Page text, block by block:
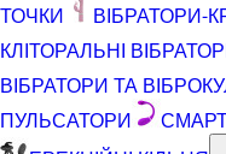
ТОЧКИ
ВІБРАТОРИ-
КЛІТОРАЛЬНІ
ВІБРАТОРИ ТА
ПУЛЬСАТОРИ